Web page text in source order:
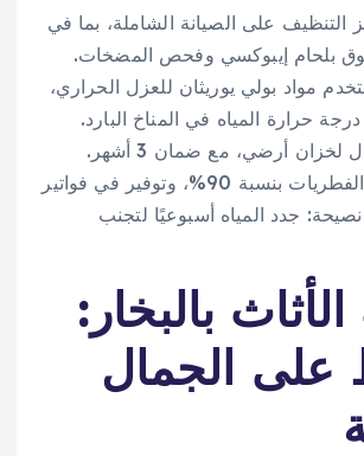
التنظيف على الصيانة الشاملة، بما في
بلحام إيبوكسي وفحص المضخات.
مواد بولي يوريثان للعزل الحراري،
حرارة المياه في المناخ البارد.
التكلفة: 250 ريال لخزان أرضي، مع ضمان 3 أشهر.
الفوائد: منع نمو الفطريات بنسبة 90%، وتوفير في فواتير
نصيحة: جدد المياه أسبوعيًا لتجنب
بالبخار:
على الجمال